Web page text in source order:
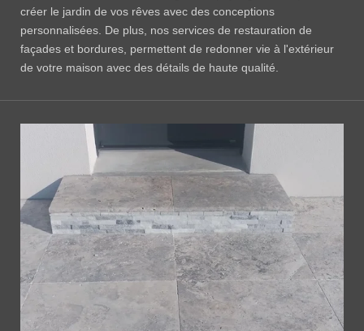
créer le jardin de vos rêves avec des conceptions
personnalisées. De plus, nos services de restauration de
façades et bordures, permettent de redonner vie à l'extérieur
de votre maison avec des détails de haute qualité.